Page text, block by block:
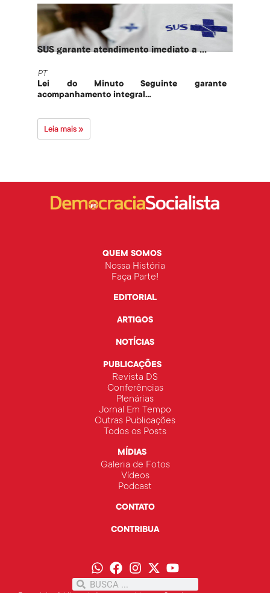
SUS garante atendimento imediato a ...
PT
Lei do Minuto Seguinte garante
acompanhamento integral...
Leia mais »
QUEM SOMOS
Nossa História
Faça Parte!
EDITORIAL
ARTIGOS
NOTÍCIAS
PUBLICAÇÕES
Revista DS
Conferências
Plenárias
Jornal Em Tempo
Outras Publicações
Todos os Posts
MÍDIAS
Galeria de Fotos
Vídeos
Podcast
CONTATO
CONTRIBUA